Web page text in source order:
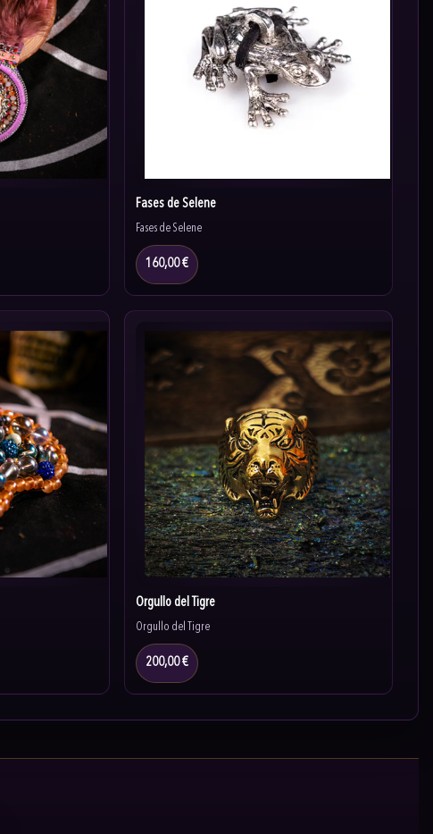
Fases de Selene
Fases de Selene
160,00 €
Orgullo del Tigre
Orgullo del Tigre
200,00 €